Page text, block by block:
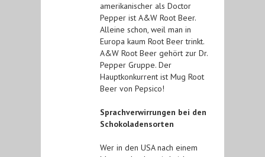
amerikanischer als Doctor
Pepper ist A&W Root Beer.
Alleine schon, weil man in
Europa kaum Root Beer trinkt.
A&W Root Beer gehört zur Dr.
Pepper Gruppe. Der
Hauptkonkurrent ist Mug Root
Beer von Pepsico!
Sprachverwirrungen bei den
Schokoladensorten
Wer in den USA nach einem